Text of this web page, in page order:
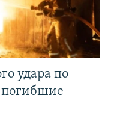
удара по
погибшие